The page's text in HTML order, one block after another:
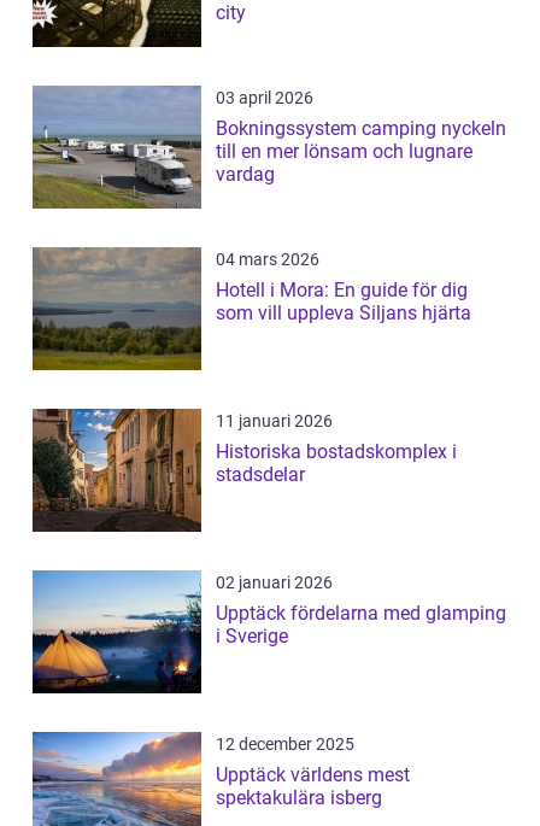
city
03 april 2026
Bokningssystem camping nyckeln
till en mer lönsam och lugnare
vardag
04 mars 2026
Hotell i Mora: En guide för dig
som vill uppleva Siljans hjärta
11 januari 2026
Historiska bostadskomplex i
stadsdelar
02 januari 2026
Upptäck fördelarna med glamping
i Sverige
12 december 2025
Upptäck världens mest
spektakulära isberg